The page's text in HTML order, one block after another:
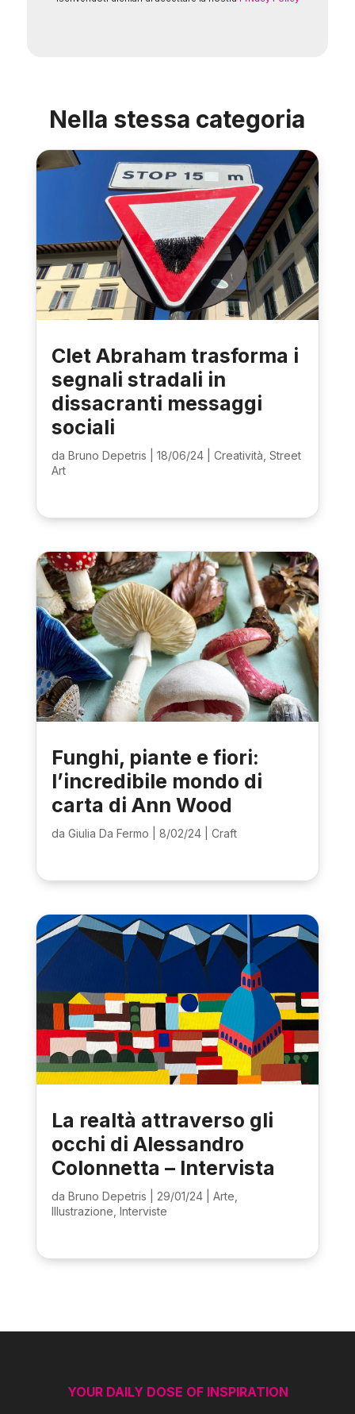
Nella stessa categoria
Clet Abraham trasforma i
segnali stradali in
dissacranti messaggi
sociali
da Bruno Depetris 18/06/24| Creatività Street
Art
Funghi, piante e fiori:
l’incredibile mondo di
carta di Ann Wood
da Giulia Da Fermo 8/02/24| Craft
La realtà attraverso gli
occhi di Alessandro
Colonnetta – Intervista
da Bruno Depetris 29/01/24| Arte
Illustrazione Interviste
YOUR DAILY DOSE OF INSPIRATION